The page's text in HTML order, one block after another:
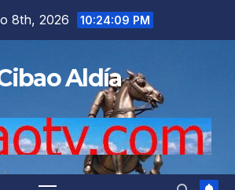
8th, 2026 10:24:11 PM
Aldía